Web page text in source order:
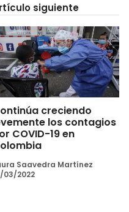
siguiente
creciendo
los contagios
COVID-19 en
Saavedra Martínez
03/2022